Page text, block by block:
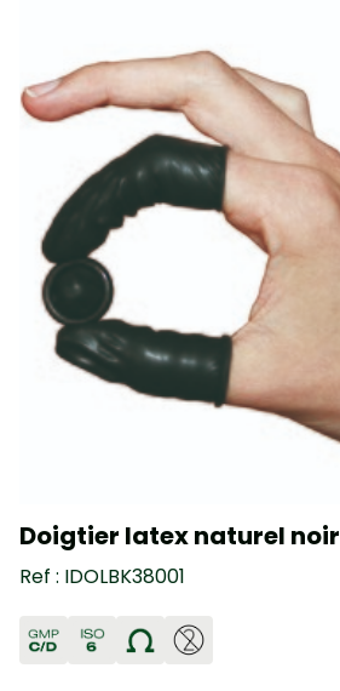
Doigtier latex naturel noir
Ref : IDOLBK38001